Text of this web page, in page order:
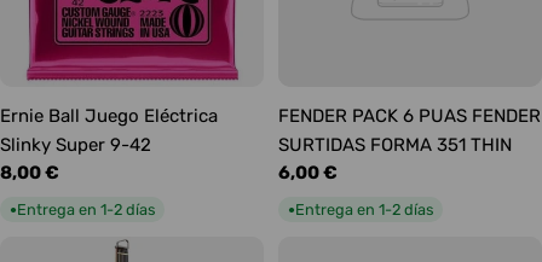
Ernie Ball Juego Eléctrica
Slinky Super 9-42
Precio
habitual
8,00 €
●Entrega en 1-2 días
FENDER PACK 6 PUAS FENDER
SURTIDAS FORMA 351 THIN
Precio
habitual
6,00 €
●Entrega en 1-2 días